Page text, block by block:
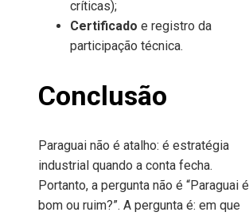
críticas);
Certificado e registro da
participação técnica.
Conclusão
Paraguai não é atalho: é estratégia
industrial quando a conta fecha.
Portanto, a pergunta não é “Paraguai é
bom ou ruim?”. A pergunta é: em que